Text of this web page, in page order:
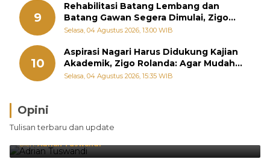
9
Rehabilitasi Batang Lembang dan
Batang Gawan Segera Dimulai, Zigo
Rolanda Pastikan Proyek Berjalan
Selasa, 04 Agustus 2026, 13:00 WIB
10
Aspirasi Nagari Harus Didukung Kajian
Akademik, Zigo Rolanda: Agar Mudah
Diperjuangkan di Kementerian
Selasa, 04 Agustus 2026, 15:35 WIB
Opini
Tulisan terbaru dan update
Brasil Lebih Diunggulkan, tetapi Jepang Selalu
Punya Cara Membuat Kejutan
Oleh:Adrian Tuswandi